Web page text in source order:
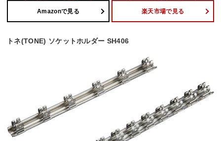
Amazonで見る 楽天市場で見る
トネ(TONE) ソケットホルダー SH406